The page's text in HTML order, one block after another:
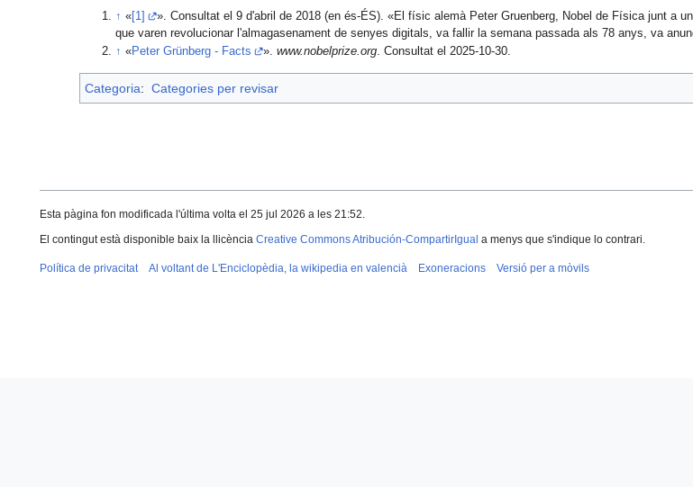
↑ « [1]
». Consultat el 9 d'abril de 2018 (en és-ÉS). «El físic alemà Peter Gruenberg, Nobel de Física junt a
que varen revolucionar l'almagasenament de senyes digitals, va fallir la semana passada als 78 anys, va
↑ «Peter Grünberg - Facts ». www.nobelprize.org. Consultat el 2025-10-30.
Categoria: Categories per revisar
Esta pàgina fon modificada l'última volta el 25 jul 2026 a les 21:52.
El contingut està disponible baix la llicència Creative Commons Atribución-CompartirIgual a menys que s'indique lo contrari.
Política de privacitat Al voltant de L'Enciclopèdia, la wikipedia en valencià Exoneracions Versió per a mòvils